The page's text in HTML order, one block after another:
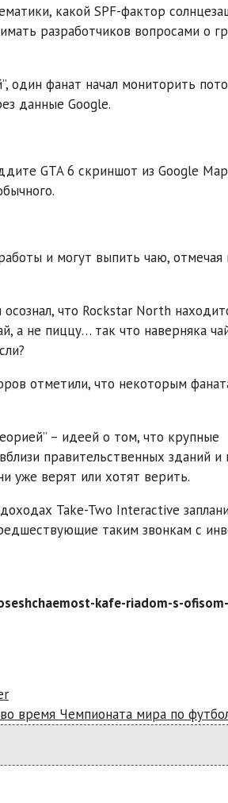
какой SPF-фактор
разработчиков вопросами о
один фанат начал мониторить
данные Google.
GTA 6 скриншот из Google
и могут выпить чаю, отмечая
что Rockstar North
а не пиццу… так что наверняка
отметили, что некоторым
– идеей о том, что крупные
правительственных зданий и
уже верят или хотят верить.
Take-Two Interactive
таким звонкам с
kafe-riadom-s-
время Чемпионата мира по